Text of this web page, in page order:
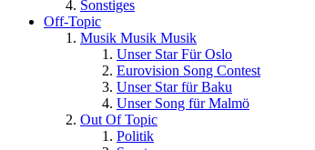
Sonstiges
Off-Topic
Musik Musik Musik
Unser Star Für Oslo
Eurovision Song Contest
Unser Star für Baku
Unser Song für Malmö
Out Of Topic
Politik